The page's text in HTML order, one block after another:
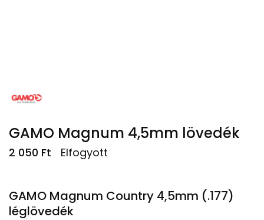
GAMO Magnum 4,5mm lövedék
2 050 Ft Elfogyott
GAMO Magnum Country 4,5mm (.177)
léglövedék